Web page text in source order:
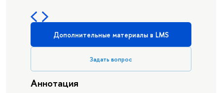
Дополнительные материалы в LMS
Задать вопрос
Аннотация